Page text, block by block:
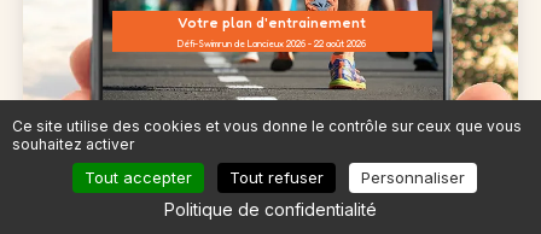
Votre plan d'entrainement
Défi-Swimrun de Lancieux 2026 - 22 août 2026
Profil Hugo
⏱️ Objectif : viser 3h50
💪 Niveau : distance max : 26 km, allure moyenne : 5'18''/km
🗓️ Séances possibles : 4/semaine (pas dispo le mercredi)
Ce site utilise des cookies et vous donne le contrôle sur ceux que vous
souhaitez activer
Tout accepter Tout refuser Personnaliser
Politique de confidentialité